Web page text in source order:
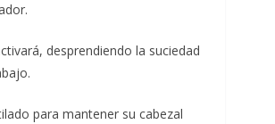
desprendiendo la suciedad
para mantener su cabezal